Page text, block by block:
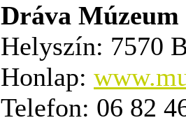
Dráva Múzeum
Helyszín: 7570
Honlap:
Telefon: 06 82